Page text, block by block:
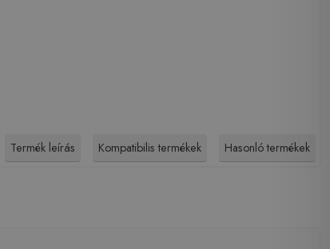
Termék leírás Kompatibilis termékek Hasonló termékek